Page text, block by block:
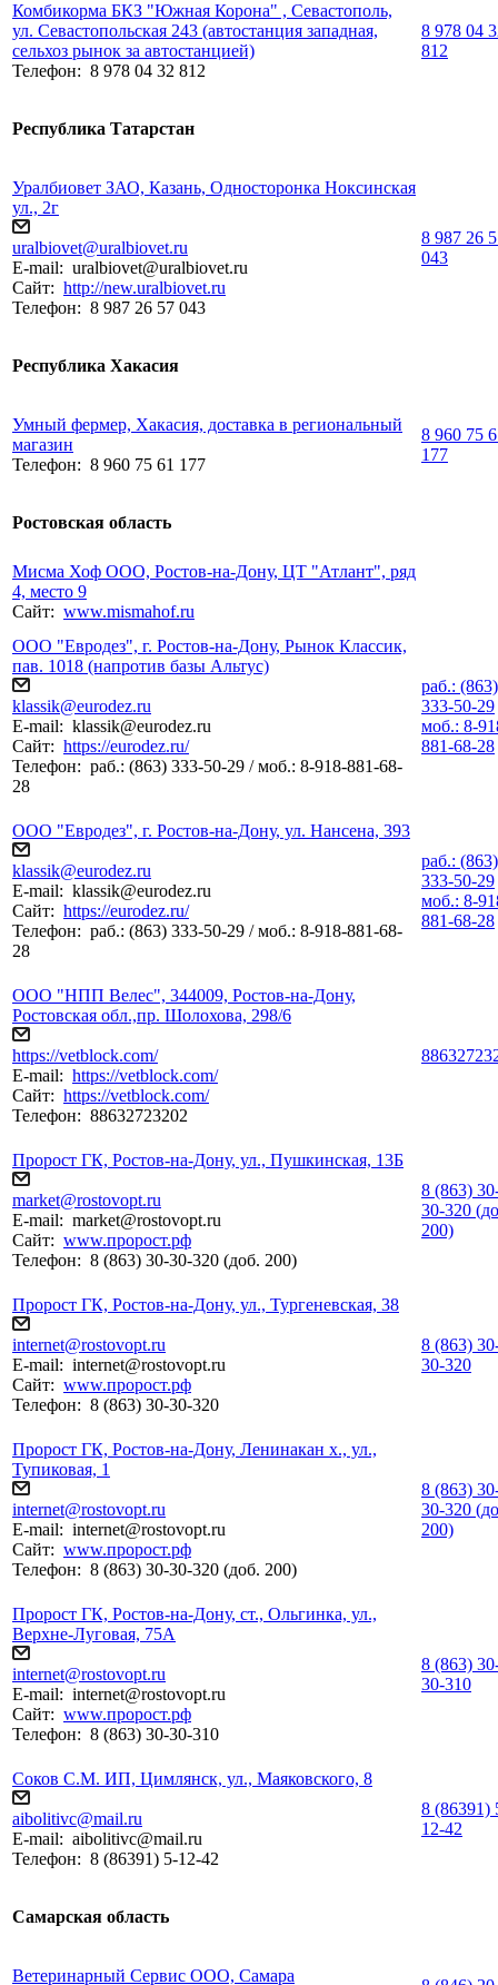
Комбикорма БКЗ "Южная Корона" , Севастополь,
ул. Севастопольская 243 (автостанция западная,
сельхоз рынок за автостанцией)
Телефон: 8 978 04 32 812
8 978 04
812
Республика Татарстан
Уралбиовет ЗАО, Казань, Односторонка Ноксинская
ул., 2г
uralbiovet@uralbiovet.ru
E-mail: uralbiovet@uralbiovet.ru
Сайт: http://new.uralbiovet.ru
Телефон: 8 987 26 57 043
8 987 26
043
Республика Хакасия
Умный фермер, Хакасия, доставка в региональный
магазин
Телефон: 8 960 75 61 177
8 960 75
177
Ростовская область
Мисма Хоф ООО, Ростов-на-Дону, ЦТ "Атлант", ряд
4, место 9
Сайт: www.mismahof.ru
ООО "Евродез", г. Ростов-на-Дону, Рынок Классик,
пав. 1018 (напротив базы Альтус)
klassik@eurodez.ru
E-mail: klassik@eurodez.ru
Сайт: https://eurodez.ru/
Телефон: раб.: (863) 333-50-29 / моб.: 8-918-881-68-
28
раб.: (863)
333-50-29
моб.: 8-
881-68-28
ООО "Евродез", г. Ростов-на-Дону, ул. Нансена, 393
klassik@eurodez.ru
E-mail: klassik@eurodez.ru
Сайт: https://eurodez.ru/
Телефон: раб.: (863) 333-50-29 / моб.: 8-918-881-68-
28
раб.: (863)
333-50-29
моб.: 8-
881-68-28
ООО "НПП Велес", 344009, Ростов-на-Дону,
Ростовская обл.,пр. Шолохова, 298/6
https://vetblock.com/
E-mail: https://vetblock.com/
Сайт: https://vetblock.com/
Телефон: 88632723202
Пророст ГК, Ростов-на-Дону, ул., Пушкинская, 13Б
market@rostovopt.ru
E-mail: market@rostovopt.ru
Сайт: www.пророст.рф
Телефон: 8 (863) 30-30-320 (доб. 200)
8 (863)
30-320
200)
Пророст ГК, Ростов-на-Дону, ул., Тургеневская, 38
internet@rostovopt.ru
E-mail: internet@rostovopt.ru
Сайт: www.пророст.рф
Телефон: 8 (863) 30-30-320
8 (863)
30-320
Пророст ГК, Ростов-на-Дону, Ленинакан х., ул.,
Тупиковая, 1
internet@rostovopt.ru
E-mail: internet@rostovopt.ru
Сайт: www.пророст.рф
Телефон: 8 (863) 30-30-320 (доб. 200)
8 (863)
30-320
200)
Пророст ГК, Ростов-на-Дону, ст., Ольгинка, ул.,
Верхне-Луговая, 75А
internet@rostovopt.ru
E-mail: internet@rostovopt.ru
Сайт: www.пророст.рф
Телефон: 8 (863) 30-30-310
8 (863)
30-310
Соков С.М. ИП, Цимлянск, ул., Маяковского, 8
aibolitivc@mail.ru
E-mail: aibolitivc@mail.ru
Телефон: 8 (86391) 5-12-42
8 (86391)
12-42
Самарская область
Ветеринарный Сервис ООО, Самара